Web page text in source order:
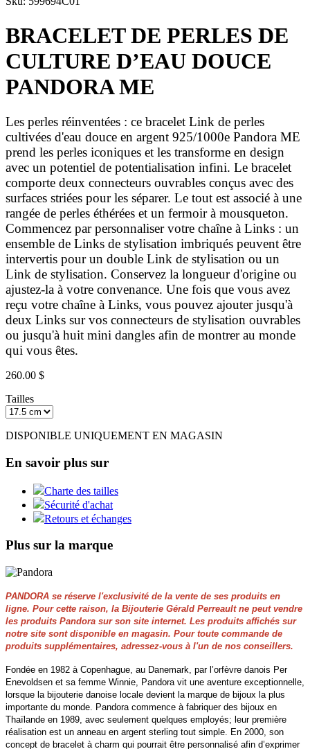
BRACELET DE PERLES DE
CULTURE D’EAU DOUCE
PANDORA ME
Les perles réinventées : ce bracelet Link de perles
cultivées d'eau douce en argent 925/1000e Pandora ME
prend les perles iconiques et les transforme en design
avec un potentiel de potentialisation infini. Le bracelet
comporte deux connecteurs ouvrables conçus avec des
surfaces striées pour les séparer. Le tout est associé à une
rangée de perles éthérées et un fermoir à mousqueton.
Commencez par personnaliser votre chaîne à Links : un
ensemble de Links de stylisation imbriqués peuvent être
intervertis pour un double Link de stylisation ou un
Link de stylisation. Conservez la longueur d'origine ou
ajustez-la à votre convenance. Une fois que vous avez
reçu votre chaîne à Links, vous pouvez ajouter jusqu'à
deux Links sur vos connecteurs de stylisation ouvrables
ou jusqu'à huit mini dangles afin de montrer au monde
qui vous êtes.
260.00 $
Tailles
DISPONIBLE UNIQUEMENT EN MAGASIN
En savoir plus sur
Charte des tailles
Sécurité d'achat
Retours et échanges
Plus sur la marque
PANDORA se réserve l'exclusivité de la vente de ses produits en
ligne. Pour cette raison, la Bijouterie Gérald Perreault ne peut vendre
les produits Pandora sur son site internet. Les produits affichés sur
notre site sont disponible en magasin. Pour toute commande de
produits supplémentaires, adressez-vous à l'un de nos conseillers.
Fondée en 1982 à Copenhague, au Danemark, par l’orfèvre danois Per
Enevoldsen et sa femme Winnie, Pandora vit une aventure exceptionnelle,
lorsque la bijouterie danoise locale devient la marque de bijoux la plus
importante du monde. Pandora commence à fabriquer des bijoux en
Thaïlande en 1989, avec seulement quelques employés; leur première
réalisation est un anneau en argent sterling tout simple. En 2000, son
concept de bracelet à charm qui pourrait être personnalisé afin d’exprimer